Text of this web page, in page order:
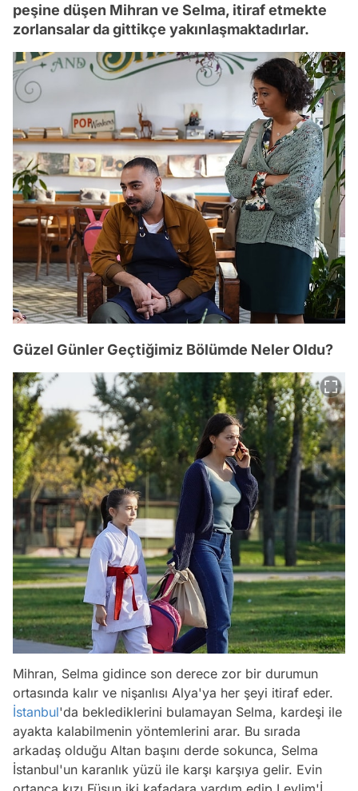
peşine düşen Mihran ve Selma, itiraf etmekte
zorlansalar da gittikçe yakınlaşmaktadırlar.
Güzel Günler Geçtiğimiz Bölümde Neler Oldu?
Mihran, Selma gidince son derece zor bir durumun
ortasında kalır ve nişanlısı Alya'ya her şeyi itiraf eder.
İstanbul'da beklediklerini bulamayan Selma, kardeşi ile
ayakta kalabilmenin yöntemlerini arar. Bu sırada
arkadaş olduğu Altan başını derde sokunca, Selma
İstanbul'un karanlık yüzü ile karşı karşıya gelir. Evin